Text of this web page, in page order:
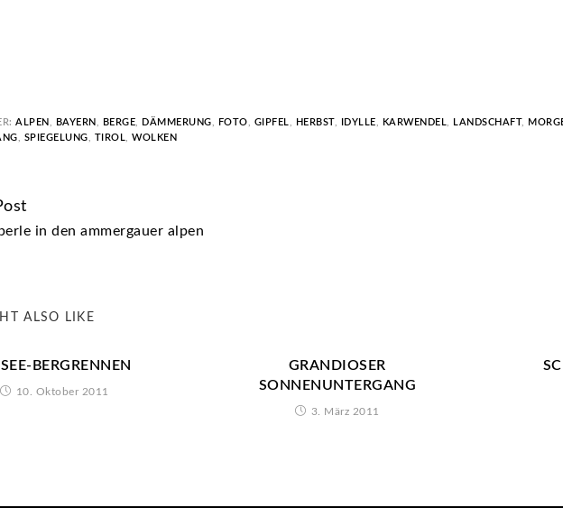
ALPEN BAYERN BERGE DÄMMERUNG FOTO GIPFEL HERBST, IDYLLE KARWENDEL LANDSCHAFT,
SPIEGELUNG TIROL WOLKEN
in den ammergauer alpen
ALSO LIKE
BERGRENNEN
10. Oktober 2011
GRANDIOSER
SONNENUNTERGANG
3. März 2011